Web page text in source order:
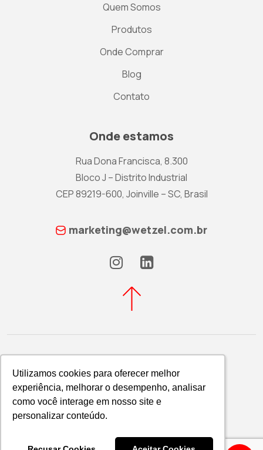
Utilizamos cookies para oferecer melhor
experiência, melhorar o desempenho, analisar
como você interage em nosso site e
personalizar conteúdo.
Utilizamos cookies para oferecer melhor
experiência, melhorar o desempenho, analisar
como você interage em nosso site e
personalizar conteúdo.
Quem Somos
Produtos
Onde Comprar
Blog
Contato
Onde estamos
Rua Dona Francisca, 8.300
Bloco J – Distrito Industrial
CEP 89219-600, Joinville – SC, Brasil
marketing@wetzel.com.br
Política de Privacidade
WETZEL S/A © 2026